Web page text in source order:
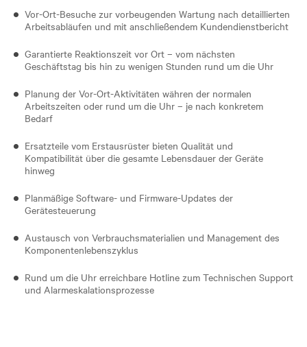
Vor-Ort-Besuche zur vorbeugenden Wartung nach detaillierten
Arbeitsabläufen und mit anschließendem Kundendienstbericht
Garantierte Reaktionszeit vor Ort – vom nächsten
Geschäftstag bis hin zu wenigen Stunden rund um die Uhr
Planung der Vor-Ort-Aktivitäten währen der normalen
Arbeitszeiten oder rund um die Uhr – je nach konkretem
Bedarf
Ersatzteile vom Erstausrüster bieten Qualität und
Kompatibilität über die gesamte Lebensdauer der Geräte
hinweg
Planmäßige Software- und Firmware-Updates der
Gerätesteuerung
Austausch von Verbrauchsmaterialien und Management des
Komponentenlebenszyklus
Rund um die Uhr erreichbare Hotline zum Technischen Support
und Alarmeskalationsprozesse